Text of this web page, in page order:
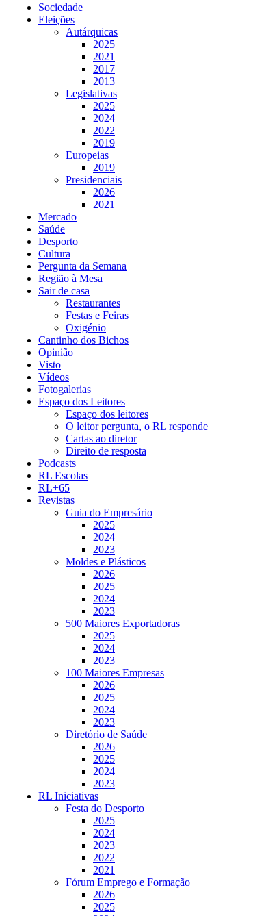
Sociedade
Eleições
Autárquicas
2025
2021
2017
2013
Legislativas
2025
2024
2022
2019
Europeias
2019
Presidenciais
2026
2021
Mercado
Saúde
Desporto
Cultura
Pergunta da Semana
Região à Mesa
Sair de casa
Restaurantes
Festas e Feiras
Oxigénio
Cantinho dos Bichos
Opinião
Visto
Vídeos
Fotogalerias
Espaço dos Leitores
Espaço dos leitores
O leitor pergunta, o RL responde
Cartas ao diretor
Direito de resposta
Podcasts
RL Escolas
RL+65
Revistas
Guia do Empresário
2025
2024
2023
Moldes e Plásticos
2026
2025
2024
2023
500 Maiores Exportadoras
2025
2024
2023
100 Maiores Empresas
2026
2025
2024
2023
Diretório de Saúde
2026
2025
2024
2023
RL Iniciativas
Festa do Desporto
2025
2024
2023
2022
2021
Fórum Emprego e Formação
2026
2025